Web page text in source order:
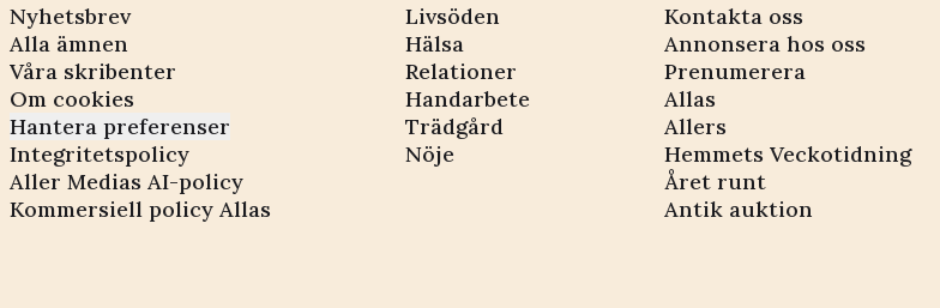
Nyhetsbrev
Alla ämnen
Våra skribenter
Om cookies
Hantera preferenser
Integritetspolicy
Aller Medias AI-policy
Kommersiell policy Allas
Livsöden
Hälsa
Relationer
Handarbete
Trädgård
Nöje
Kontakta oss
Annonsera hos oss
Prenumerera
Allas
Allers
Hemmets Veckotidning
Året runt
Antik auktion